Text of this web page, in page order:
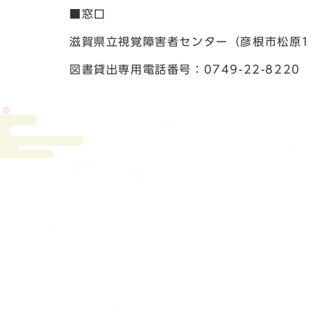
■窓口
滋賀県立視覚障害者センター（彦根市松原
図書貸出専用電話番号：0749-22-8220